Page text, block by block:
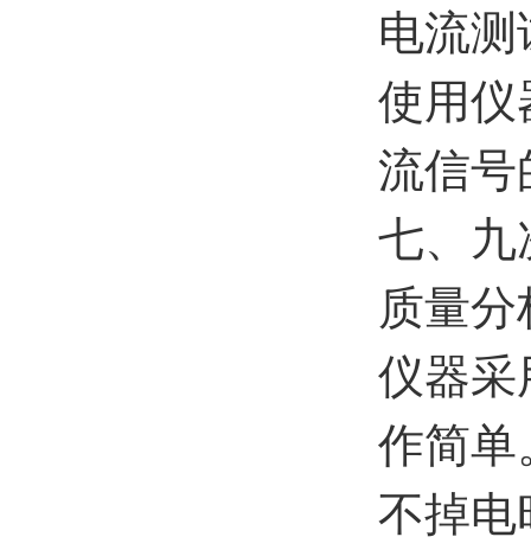
电流
使用仪
流信号
七、九
质量分
仪器采
作简单
不掉电